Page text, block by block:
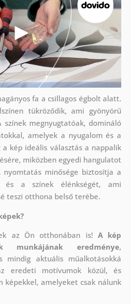
fa a csillagos égbolt alatt.
tükröződik, ami gyönyörű
megnyugtatóak, domináló
amelyek a nyugalom és a
kép ideális választás a nappalik
miközben egyedi hangulatot
nyomtatás minősége biztosítja a
és a színek élénkségét, ami
teszi otthona belső terébe.
az Ön otthonában is! A kép
munkájának eredménye,
mindig aktuális műalkotásokká
eredeti motívumok közül, és
képekkel, amelyeket csak nálunk